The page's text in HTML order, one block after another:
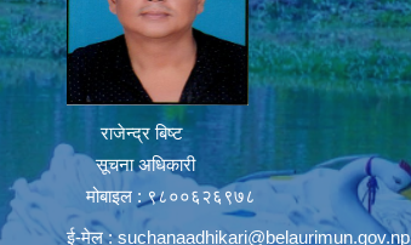
राजेन्द्र बिष्ट
सूचना अधिकारी
मोबाइल : ९८००६२६९७८
ई-मेल :suchanaadhikari@belaurimun.gov.np